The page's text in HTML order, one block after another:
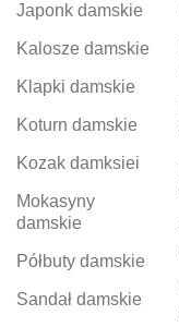
Japonk damskie
Kalosze damskie
Klapki damskie
Koturn damskie
Kozak damksiei
Mokasyny
damskie
Półbuty damskie
Sandał damskie